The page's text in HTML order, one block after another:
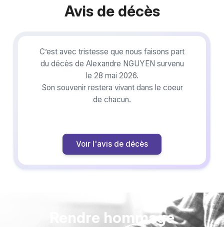
Avis de décès
C’est avec tristesse que nous faisons part
du décès de Alexandre NGUYEN survenu
le 28 mai 2026.
Son souvenir restera vivant dans le coeur
de chacun.
Voir l'avis de décès
Rendre hommage